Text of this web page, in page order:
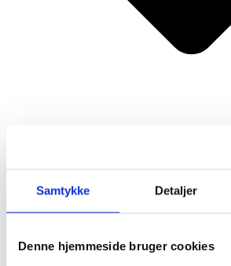
Samtykke Detaljer
Denne hjemmeside bruger cookies
Menuforslag